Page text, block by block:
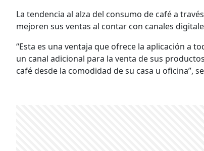
La tendencia al alza del consumo de café a
mejoren sus ventas al contar con canales
“Esta es una ventaja que ofrece la aplicación a
un canal adicional para la venta de sus
café desde la comodidad de su casa u oficina”,